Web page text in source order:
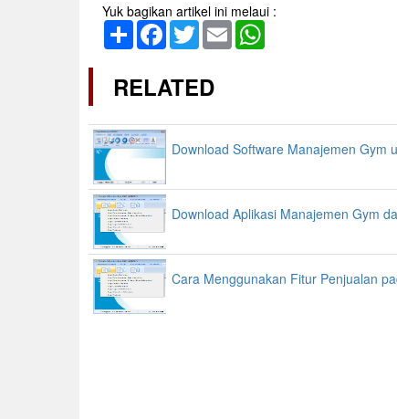
Yuk bagikan artikel ini melaui :
Share Facebook
TwitterEmail
RELATED
Download Software Manajemen Gym
Download Aplikasi Manajemen Gym
Cara Menggunakan Fitur Penjualan